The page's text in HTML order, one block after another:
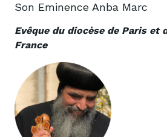
Son Eminence Anba Marc
Evêque du diocèse de Paris et
France